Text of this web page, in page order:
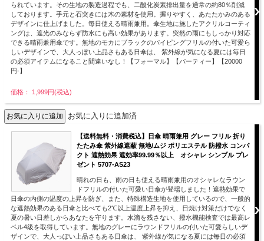
られています。その生地の製造過程でも、二酸化炭素排出量を通常の約80％削減
しております。手元と石突きには木の素材を使用。握りやすく、あたたかみのある
デザインに仕上げました。毎日使える晴雨兼用。傘生地に施したアクリルコーティ
ングは、遮光のみならず防水にも高い効果があります。突然の雨にもしっかり対応
できる晴雨兼用傘です。無地のモカにブラックのパイピングフリルの付いた可愛ら
しいデザインで、大人っぽい上品さもある日傘は、 紫外線が気になる夏には毎日
の必須アイテムになること間違いなし！【フォーマル】【パーティー】【20000
円-】
価格： 1,999円(税込)
お気に入りに追加済
【送料無料・消費税込】日傘 晴雨兼用 グレー フリル 折り
たたみ傘 紫外線遮蔽 無地/ムジ ポリエステル 防撥水 コンパ
クト 遮熱効果 遮効率99.99％以上 オシャレ シンプル プレ
ゼント 5707-AS23
晴れの日も、雨の日も使える晴雨兼用のオシャレなラウン
ドフリルの付いた可愛い日傘が登場しました！遮熱効果で
日傘の内側の温度の上昇を防ぎ、また、特殊構造生地を使用しているので、一般的
な遮熱効果のある日傘と比べても2℃以上温度上昇を抑え、日焼け対策だけでなく
夏の暑い日差しからあなたを守ります。水滴を残さない、撥水機能検査では最高レ
ベル4級を取得しています。無地のグレーにラウンドフリルの付いた可愛らしいデ
ザインで、大人っぽい上品さもある日傘は、 紫外線が気になる夏には毎日の必須